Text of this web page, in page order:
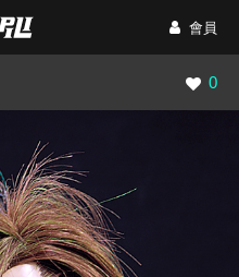
會員
瀏覽
0